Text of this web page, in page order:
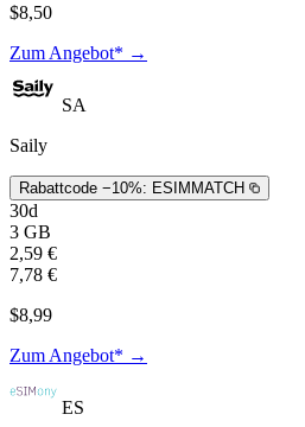
$8,50
Zum Angebot* →
SA
Saily
Rabattcode −10%: ESIMMATCH
30d
3 GB
2,59 €
7,78 €
$8,99
Zum Angebot* →
ES